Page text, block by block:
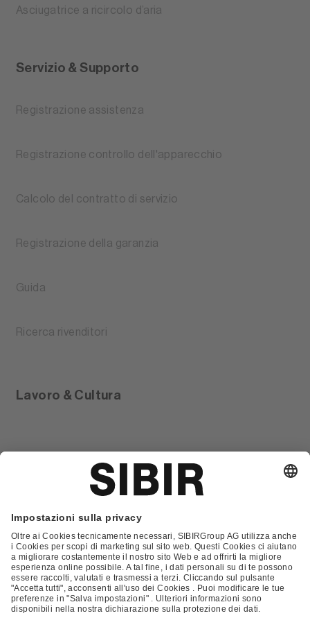
Asciugatrice a ricircolo d’aria
Servizio & Supporto
Registrazione assistenza
Registrazione controllo dell'apparecchio
Calcolo del contratto di servizio
Registrazione della garanzia
Guida
Ricerca rivenditori
Lavoro & Cultura
Contatto
FAQ
Condizioni Generali di Contratto